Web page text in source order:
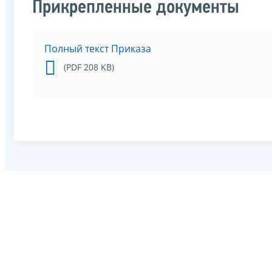
Прикрепленные документы
Полный текст Приказа
(PDF 208 KB)